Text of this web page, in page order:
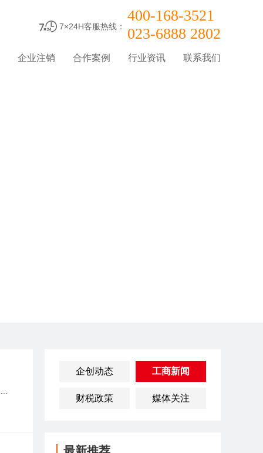
7×24H客服热线：
400-168-3521
023-6888 2802
企业注销 合作案例 行业资讯 联系我们
企创动态 工商新闻
财税政策 媒体关注